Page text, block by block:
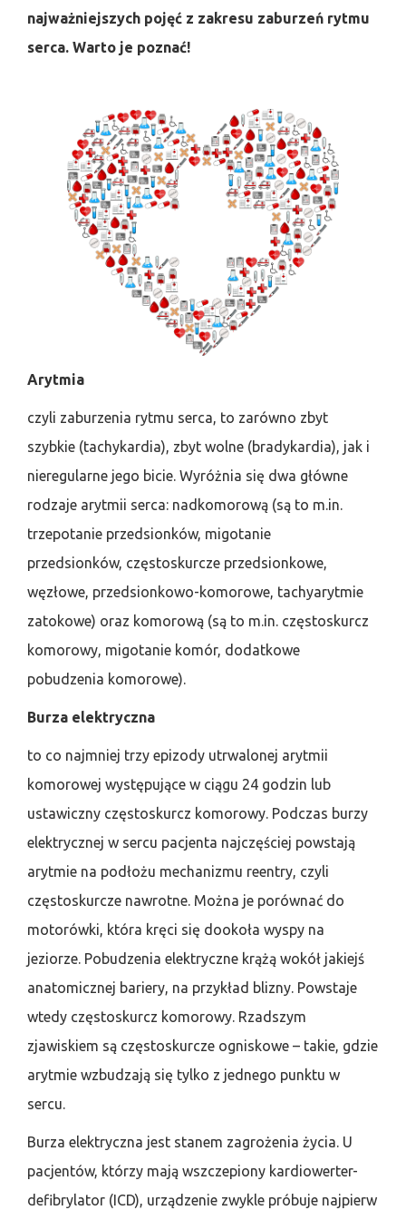
najważniejszych pojęć z zakresu zaburzeń rytmu
serca. Warto je poznać!
Arytmia
czyli zaburzenia rytmu serca, to zarówno zbyt
szybkie (tachykardia), zbyt wolne (bradykardia), jak i
nieregularne jego bicie. Wyróżnia się dwa główne
rodzaje arytmii serca: nadkomorową (są to m.in.
trzepotanie przedsionków, migotanie
przedsionków, częstoskurcze przedsionkowe,
węzłowe, przedsionkowo-komorowe, tachyarytmie
zatokowe) oraz komorową (są to m.in. częstoskurcz
komorowy, migotanie komór, dodatkowe
pobudzenia komorowe).
Burza elektryczna
to co najmniej trzy epizody utrwalonej arytmii
komorowej występujące w ciągu 24 godzin lub
ustawiczny częstoskurcz komorowy. Podczas burzy
elektrycznej w sercu pacjenta najczęściej powstają
arytmie na podłożu mechanizmu reentry, czyli
częstoskurcze nawrotne. Można je porównać do
motorówki, która kręci się dookoła wyspy na
jeziorze. Pobudzenia elektryczne krążą wokół jakiejś
anatomicznej bariery, na przykład blizny. Powstaje
wtedy częstoskurcz komorowy. Rzadszym
zjawiskiem są częstoskurcze ogniskowe – takie, gdzie
arytmie wzbudzają się tylko z jednego punktu w
sercu.
Burza elektryczna jest stanem zagrożenia życia. U
pacjentów, którzy mają wszczepiony kardiowerter-
defibrylator (ICD), urządzenie zwykle próbuje najpierw